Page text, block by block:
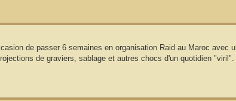
de passer 6 semaines en organisation Raid au Maroc avec
de graviers, sablage et autres chocs d'un quotidien "viril".